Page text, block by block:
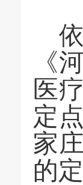
《
医
定
家
的